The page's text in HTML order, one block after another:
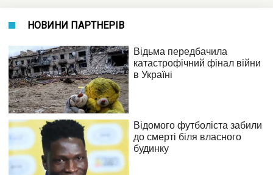
НОВИНИ ПАРТНЕРІВ